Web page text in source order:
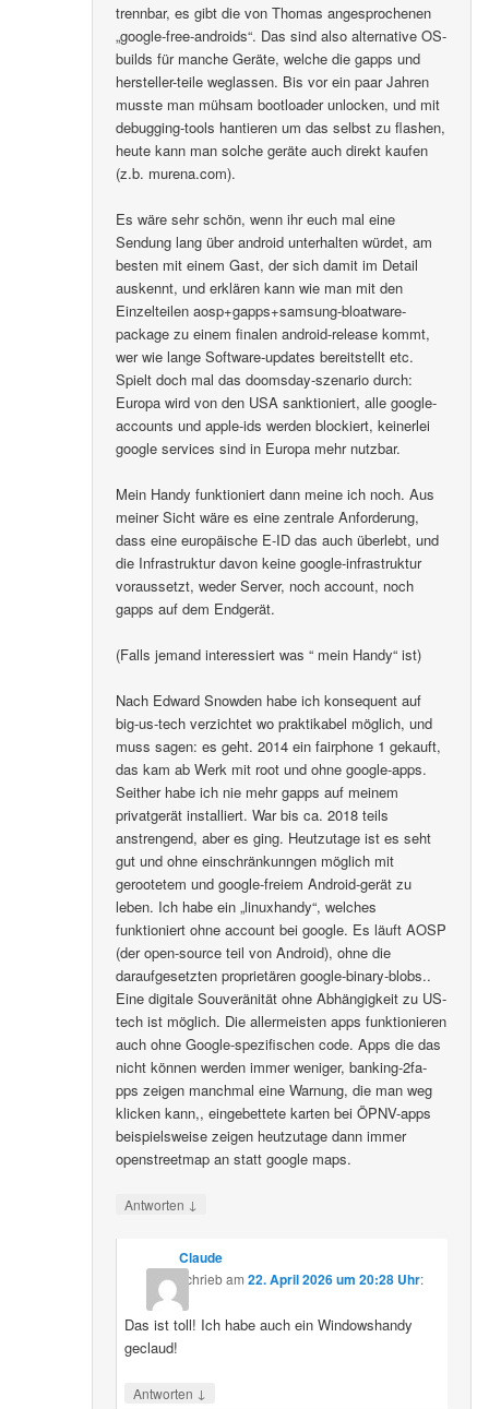
trennbar, es gibt die von Thomas angesprochenen
„google-free-androids“. Das sind also alternative OS-
builds für manche Geräte, welche die gapps und
hersteller-teile weglassen. Bis vor ein paar Jahren
musste man mühsam bootloader unlocken, und mit
debugging-tools hantieren um das selbst zu flashen,
heute kann man solche geräte auch direkt kaufen
(z.b. murena.com).
Es wäre sehr schön, wenn ihr euch mal eine
Sendung lang über android unterhalten würdet, am
besten mit einem Gast, der sich damit im Detail
auskennt, und erklären kann wie man mit den
Einzelteilen aosp+gapps+samsung-bloatware-
package zu einem finalen android-release kommt,
wer wie lange Software-updates bereitstellt etc.
Spielt doch mal das doomsday-szenario durch:
Europa wird von den USA sanktioniert, alle google-
accounts und apple-ids werden blockiert, keinerlei
google services sind in Europa mehr nutzbar.
Mein Handy funktioniert dann meine ich noch. Aus
meiner Sicht wäre es eine zentrale Anforderung,
dass eine europäische E-ID das auch überlebt, und
die Infrastruktur davon keine google-infrastruktur
voraussetzt, weder Server, noch account, noch
gapps auf dem Endgerät.
(Falls jemand interessiert was “ mein Handy“ ist)
Nach Edward Snowden habe ich konsequent auf
big-us-tech verzichtet wo praktikabel möglich, und
muss sagen: es geht. 2014 ein fairphone 1 gekauft,
das kam ab Werk mit root und ohne google-apps.
Seither habe ich nie mehr gapps auf meinem
privatgerät installiert. War bis ca. 2018 teils
anstrengend, aber es ging. Heutzutage ist es seht
gut und ohne einschränkunngen möglich mit
gerootetem und google-freiem Android-gerät zu
leben. Ich habe ein „linuxhandy“, welches
funktioniert ohne account bei google. Es läuft AOSP
(der open-source teil von Android), ohne die
daraufgesetzten proprietären google-binary-blobs..
Eine digitale Souveränität ohne Abhängigkeit zu US-
tech ist möglich. Die allermeisten apps funktionieren
auch ohne Google-spezifischen code. Apps die das
nicht können werden immer weniger, banking-2fa-
pps zeigen manchmal eine Warnung, die man weg
klicken kann,, eingebettete karten bei ÖPNV-apps
beispielsweise zeigen heutzutage dann immer
openstreetmap an statt google maps.
Antworten ↓
Claude
schriebam 22. April 2026 um 20:28 Uhr:
Das ist toll! Ich habe auch ein Windowshandy
geclaud!
Antworten ↓